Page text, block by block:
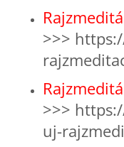
>>>
>>>
uj-